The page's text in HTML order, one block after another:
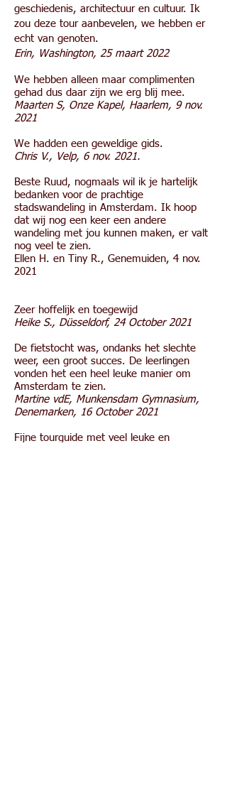
geschiedenis, architectuur en cultuur. Ik
zou deze tour aanbevelen, we hebben er
echt van genoten.
Erin, Washington, 25 maart 2022
We hebben alleen maar complimenten
gehad dus daar zijn we erg blij mee.
Maarten S, Onze Kapel, Haarlem, 9 nov.
2021
We hadden een geweldige gids.
Chris V., Velp, 6 nov. 2021.
Beste Ruud, nogmaals wil ik je hartelijk
bedanken voor de prachtige
stadswandeling in Amsterdam. Ik hoop
dat wij nog een keer een andere
wandeling met jou kunnen maken, er valt
nog veel te zien.
Ellen H. en Tiny R., Genemuiden, 4 nov.
2021
Zeer hoffelijk en toegewijd
Heike S., Düsseldorf, 24 October 2021
De fietstocht was, ondanks het slechte
weer, een groot succes. De leerlingen
vonden het een heel leuke manier om
Amsterdam te zien.
Martine vdE, Munkensdam Gymnasium,
Denemarken, 16 October 2021
Fijne tourguide met veel leuke en